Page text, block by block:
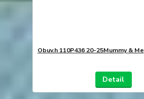
Obuv.h 110P436 20-25Mummy & Me
Detail